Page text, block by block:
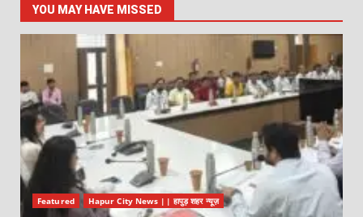
YOU MAY HAVE MISSED
Featured Hapur City News || हापुड़ शहर न्यूज़